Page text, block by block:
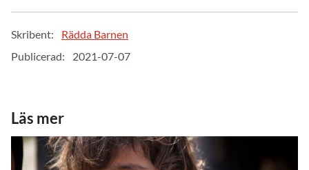
Skribent:
Rädda Barnen
Publicerad:
2021-07-07
Läs mer